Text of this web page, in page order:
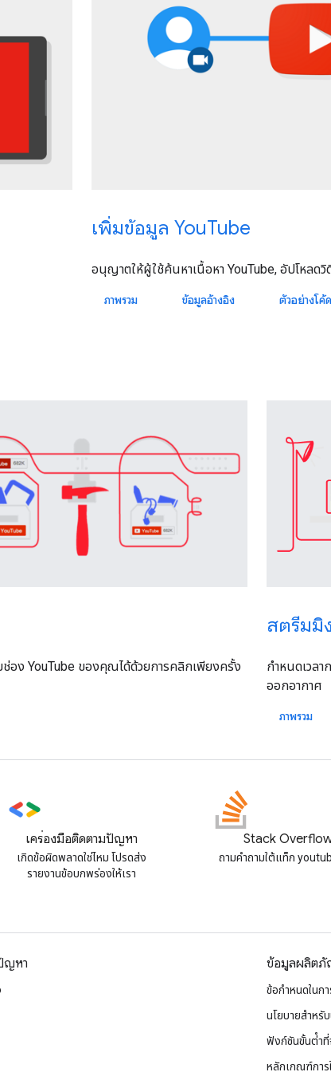
เพิ่มข้อมูล YouTube
อนุญาตให้ผู้ใช้ค้นหาเนื้อหา YouTube, อัปโหลดวิ
ภาพรวม ข้อมูลอ้างอิง ตัวอย่างโค้ด
ช่อง YouTube ของคุณได้ด้วยการคลิกเพียงครั้ง
สตรีมมิ
กำหนดเวลา
ออกอากาศ
ภาพรวม
เครื่องมือติดตามปัญหา
เกิดข้อผิดพลาดใช่ไหม โปรดส่ง
รายงานข้อบกพร่องให้เรา
Stack
ถามคําถามใต้แท็ก
ญหา ข้อมูลผลิต
ข้อกำหนดในกา
นโยบายสำห
ฟังก์ชันขั้นต่ําที่
หลักเกณฑ์การ